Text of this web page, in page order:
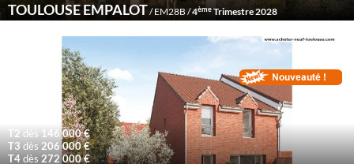
TOULOUSE EMPALOT/ EM28B /4èmeTrimestre 2028
T2 dès 146 000 €
T3 dès 206 000 €
T4dès 272 000 €